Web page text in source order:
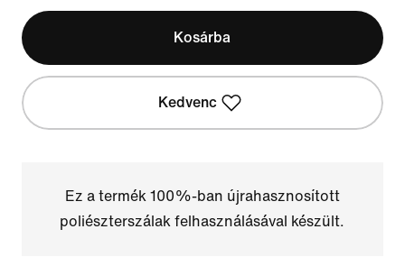
Kosárba
Kedvenc
Ez a termék 100%-ban újrahasznosított
poliészterszálak felhasználásával készült.